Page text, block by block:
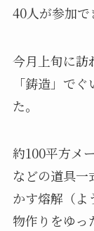
40人が参加で
今月上旬に訪
「鋳造」で
た。
約100平方メ
などの道具
かす熔解（よ
物作りをゆっ